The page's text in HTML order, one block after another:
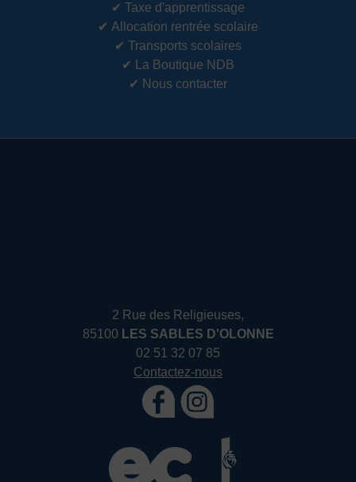
✔ Taxe d'apprentissage
✔ Allocation rentrée scolaire
✔ Transports scolaires
✔
La Boutique NDB
✔ Nous contacter
2 Rue des Religieuses,
85100 LES SABLES D'OLONNE
02 51 32 07 85
Contactez-nous